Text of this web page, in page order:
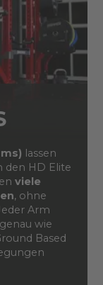
lassen
den HD Elite
viele
, ohne
Arm
wie
Based